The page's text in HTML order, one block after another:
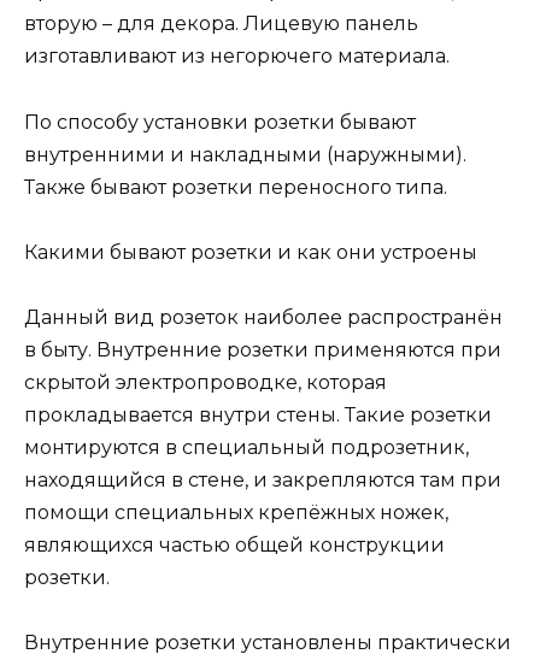
вторую – для декора. Лицевую панель
изготавливают из негорючего материала.
По способу установки розетки бывают
внутренними и накладными (наружными).
Также бывают розетки переносного типа.
Какими бывают розетки и как они устроены
Данный вид розеток наиболее распространён
в быту. Внутренние розетки применяются при
скрытой электропроводке, которая
прокладывается внутри стены. Такие розетки
монтируются в специальный подрозетник,
находящийся в стене, и закрепляются там при
помощи специальных крепёжных ножек,
являющихся частью общей конструкции
розетки.
Внутренние розетки установлены практически